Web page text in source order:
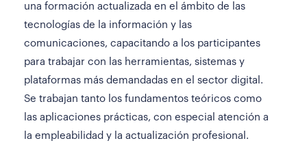
una formación actualizada en el ámbito de las
tecnologías de la información y las
comunicaciones, capacitando a los participantes
para trabajar con las herramientas, sistemas y
plataformas más demandadas en el sector digital.
Se trabajan tanto los fundamentos teóricos como
las aplicaciones prácticas, con especial atención a
la empleabilidad y la actualización profesional.